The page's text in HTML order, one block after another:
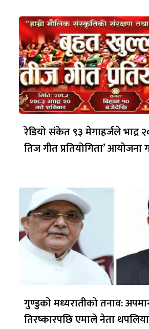
रेडियो संकेत ९३ मेगाहर्जले भाद्र
तिज गीत प्रतियोगिता’ आयोजना
गुण्डुको मध्यरातीको तनाव:
तिरष्कारपछि एमाले नेता